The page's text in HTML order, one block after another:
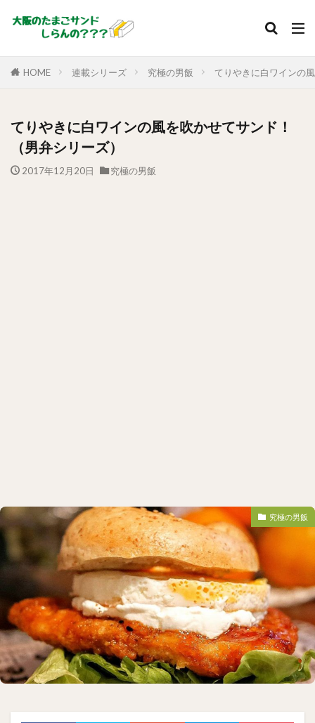
HOME 連載シリーズ 究極の男飯 てりやきに白ワインの
てりやきに白ワインの風を吹かせてサンド！
（男弁シリーズ）
2017年12月20日 究極の男飯
究極の男飯